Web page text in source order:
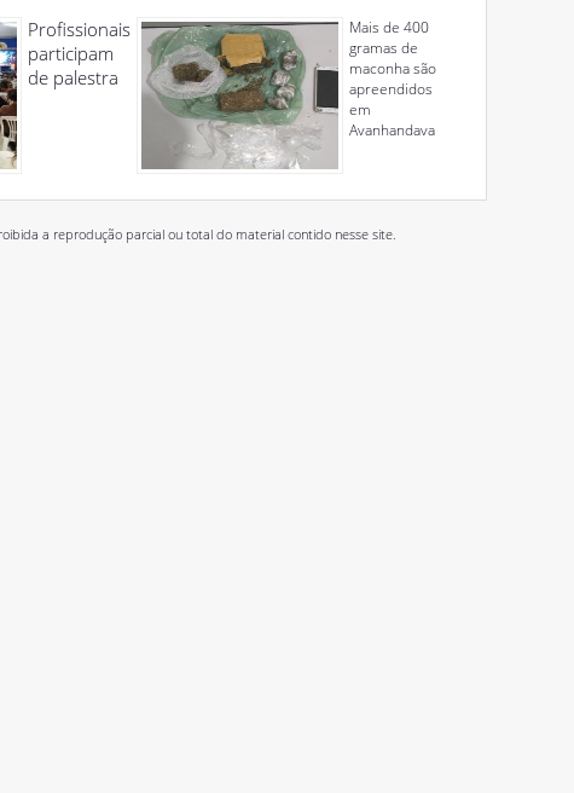
Profissionais
participam
de palestra
Mais de 400
gramas de
maconha são
apreendidos
em
Avanhandava
a reprodução parcial ou total do material contido nesse site.